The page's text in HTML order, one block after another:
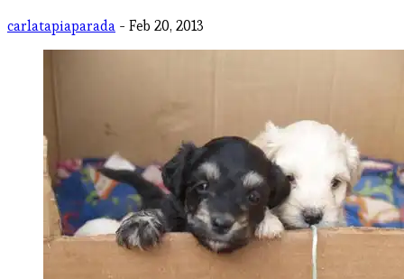
carlatapiaparada - Feb 20, 2013